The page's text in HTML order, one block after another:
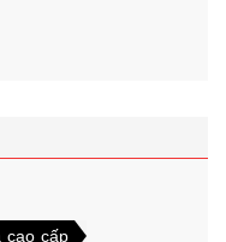
cao cấp